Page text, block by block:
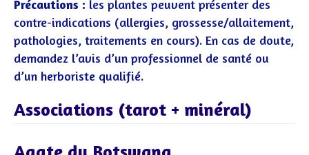
Précautions : les plantes peuvent présenter des
contre-indications (allergies, grossesse/allaitement,
pathologies, traitements en cours). En cas de doute,
demandez l’avis d’un professionnel de santé ou
d’un herboriste qualifié.
Associations (tarot + minéral)